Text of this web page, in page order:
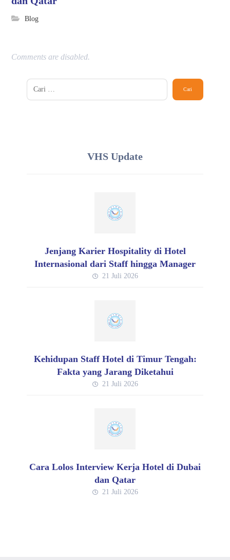
Blog
Comments are disabled.
VHS Update
Jenjang Karier Hospitality di Hotel
Internasional dari Staff hingga Manager
21 Juli 2026
Kehidupan Staff Hotel di Timur Tengah:
Fakta yang Jarang Diketahui
21 Juli 2026
Cara Lolos Interview Kerja Hotel di Dubai
dan Qatar
21 Juli 2026